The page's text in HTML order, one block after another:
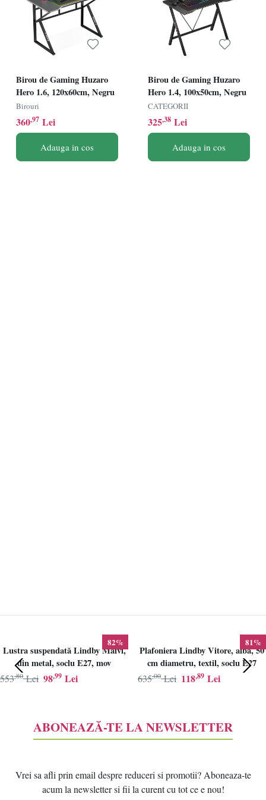
Birou de Gaming Huzaro
Hero 1.6, 120x60cm, Negru
Birouri
360,97 Lei
Adauga in cos
Birou de Gaming Huzaro
Hero 1.4, 100x50cm, Negru
CATEGORII
325,38 Lei
Adauga in cos
82%
Lustra suspendată Lindby Maivi,
din metal, soclu E27, mov
98,99 Lei
553,80 Lei
81%
Plafoniera Lindby Vitore, alba, 50
cm diametru, textil, soclu E27
118,89 Lei
635,00 Lei
ABONEAZĂ-TE LA NEWSLETTER
Vrei sa afli prin email despre reduceri si promotii? Aboneaza-te
acum la newsletter si fii la curent cu tot ce e nou!